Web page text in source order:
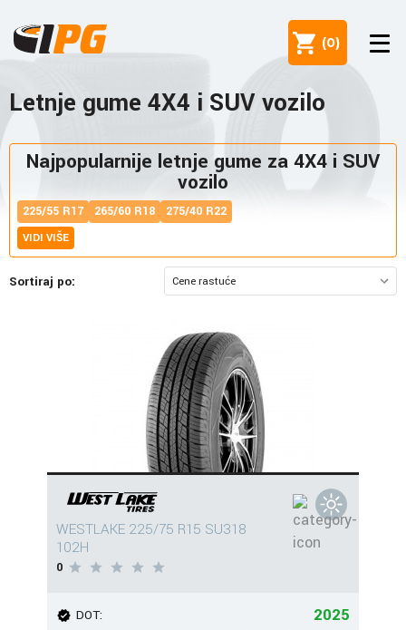
(0)
Letnje gume 4X4 i SUV vozilo
Najpopularnije letnje gume za 4X4 i SUV
vozilo
225/55 R17 265/60 R18 275/40 R22
VIDI VIŠE
Sortiraj po:
WESTLAKE 225/75 R15 SU318
102H
0
DOT: 2025